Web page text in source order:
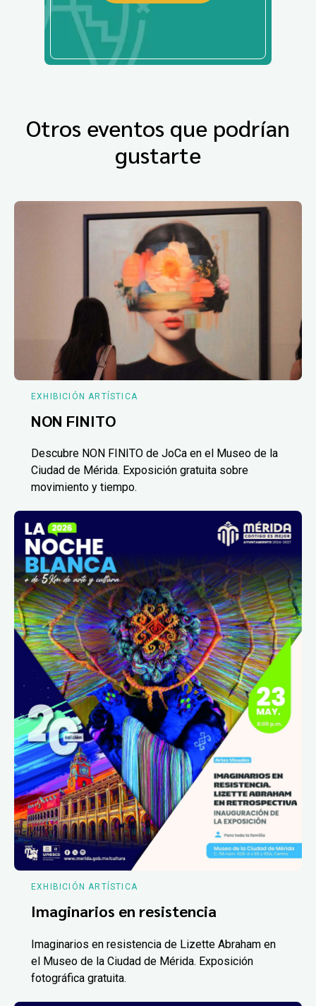
Otros eventos que podrían
gustarte
EXHIBICIÓN ARTÍSTICA
NON FINITO
Descubre NON FINITO de JoCa en el Museo de la
Ciudad de Mérida. Exposición gratuita sobre
movimiento y tiempo.
EXHIBICIÓN ARTÍSTICA
Imaginarios en resistencia
Imaginarios en resistencia de Lizette Abraham en
el Museo de la Ciudad de Mérida. Exposición
fotográfica gratuita.